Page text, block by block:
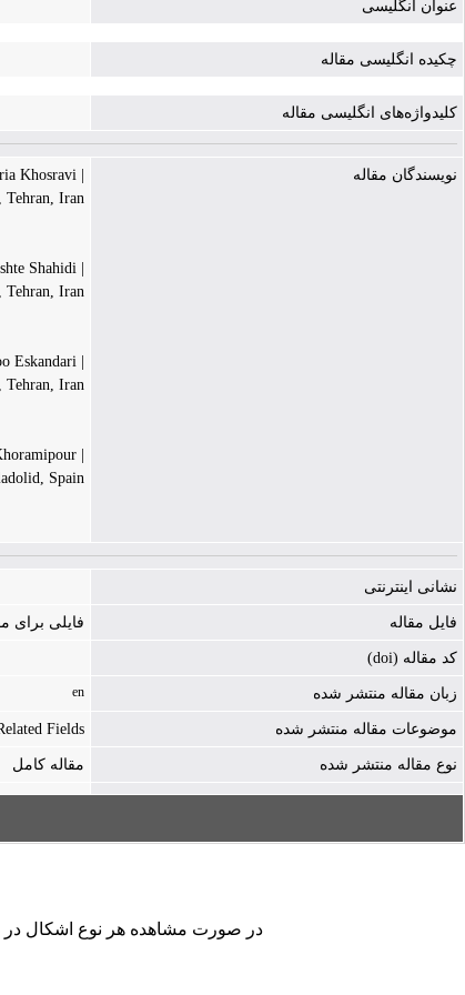
عنوان انگلیسی
چکیده انگلیسی مقاله
کلیدواژه‌های انگلیسی مقاله
نویسندگان مقاله
Iran.
Iran.
Iran.
Spain
نشانی اینترنتی
فایل مقاله فایلی برای
کد مقاله (doi)
زبان مقاله منتشر شده en
موضوعات مقاله منتشر شده Fields
نوع مقاله منتشر شده مقاله کامل
در صورت مشاهده هر نوع اشکال در